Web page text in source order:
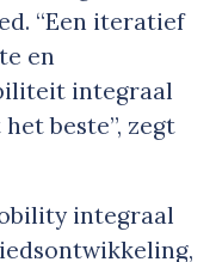
“Een iteratief
en
integraal
beste”, zegt
integraal